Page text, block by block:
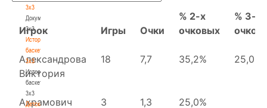
3х3
Документы
3х3
История
баскетбола
3х3
История
баскетбола
3х3
Детская